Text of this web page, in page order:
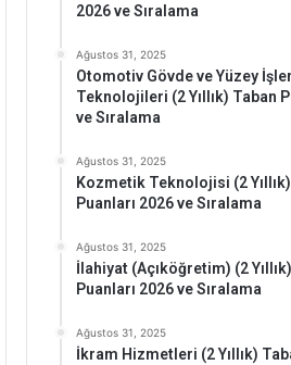
2026 ve Sıralama
Ağustos 31, 2025
Otomotiv Gövde ve Yüzey
Teknolojileri (2 Yıllık) Taban
ve Sıralama
Ağustos 31, 2025
Kozmetik Teknolojisi (2
Puanları 2026 ve Sıralama
Ağustos 31, 2025
İlahiyat (Açıköğretim) (2
Puanları 2026 ve Sıralama
Ağustos 31, 2025
İkram Hizmetleri (2 Yıllık)